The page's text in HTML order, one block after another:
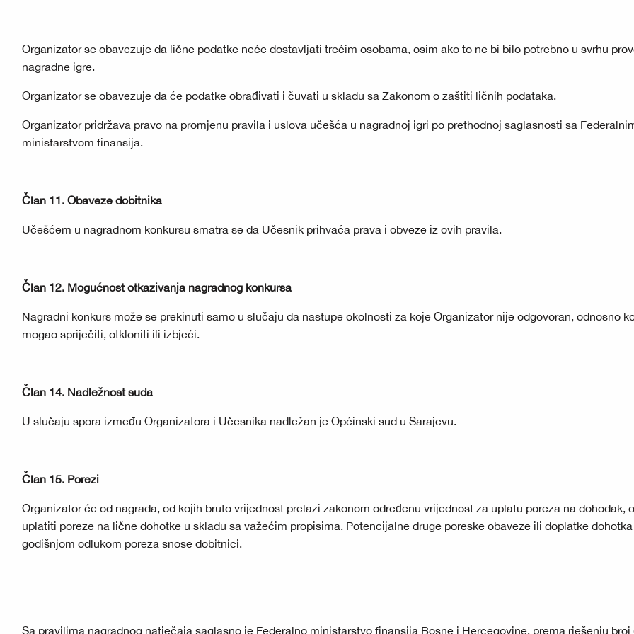
Organizator se obavezuje da lične podatke neće dostavljati trećim osobama, osim ako to ne bi bilo potrebno u svrhu
nagradne igre.
Organizator se obavezuje da će podatke obrađivati i čuvati u skladu sa Zakonom o zaštiti ličnih podataka.
Organizator pridržava pravo na promjenu pravila i uslova učešća u nagradnoj igri po prethodnoj saglasnosti sa
ministarstvom finansija.
Član 11. Obaveze dobitnika
Učešćem u nagradnom konkursu smatra se da Učesnik prihvaća prava i obveze iz ovih pravila.
Član 12. Mogućnost otkazivanja nagradnog konkursa
Nagradni konkurs može se prekinuti samo u slučaju da nastupe okolnosti za koje Organizator nije odgovoran, odnosno
mogao spriječiti, otkloniti ili izbjeći.
Član 14. Nadležnost suda
U slučaju spora između Organizatora i Učesnika nadležan je Općinski sud u Sarajevu.
Član 15. Porezi
Organizator će od nagrada, od kojih bruto vrijednost prelazi zakonom određenu vrijednost za uplatu poreza na dohodak,
uplatiti poreze na lične dohotke u skladu sa važećim propisima. Potencijalne druge poreske obaveze ili doplatke
godišnjom odlukom poreza snose dobitnici.
Sa pravilima nagradnog natječaja saglasno je Federalno ministarstvo finansija Bosne i Hercegovine, prema rješenju broj